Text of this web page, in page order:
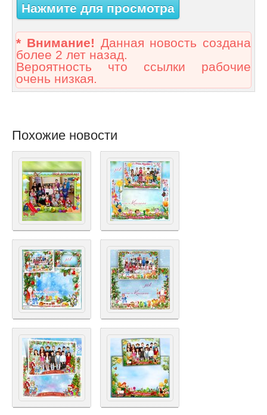
Нажмите для просмотра
* Внимание! Данная новость создана
более 2 лет назад.
Вероятность что ссылки рабочие
очень низкая.
Похожие новости